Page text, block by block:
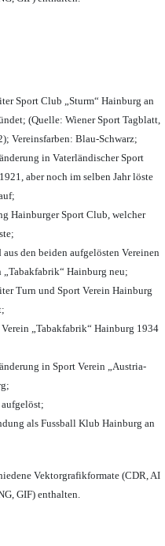
Sport Club „Sturm“ Hainburg an
(Quelle: Wiener Sport Tagblatt,
Vereinsfarben: Blau-Schwarz;
in Vaterländischer Sport
aber noch im selben Jahr löste
Hainburger Sport Club, welcher
aus den beiden aufgelösten Vereinen
„Tabakfabrik“ Hainburg neu;
Turn und Sport Verein Hainburg
„Tabakfabrik“ Hainburg 1934
in Sport Verein „Austria-
als Fussball Klub Hainburg an
Vektorgrafikformate (CDR, AI
GIF) enthalten.